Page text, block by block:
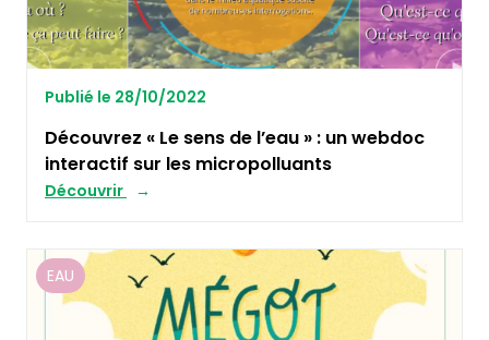
Publié le 28/10/2022
Découvrez « Le sens de l’eau » : un webdoc
interactif sur les micropolluants
Découvrir
EAU